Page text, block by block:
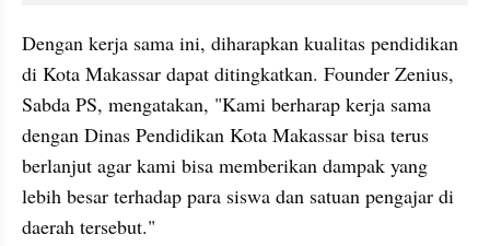
Dengan kerja sama ini, diharapkan kualitas pendidikan
di Kota Makassar dapat ditingkatkan. Founder Zenius,
Sabda PS, mengatakan, "Kami berharap kerja sama
dengan Dinas Pendidikan Kota Makassar bisa terus
berlanjut agar kami bisa memberikan dampak yang
lebih besar terhadap para siswa dan satuan pengajar di
daerah tersebut."